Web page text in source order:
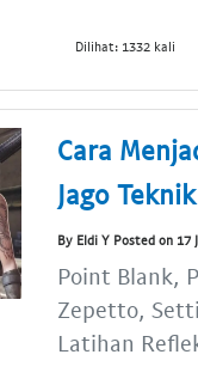
Dilihat: 1332 kali
Cara
Jago
By Eldi Y Posted on 17
Point Blank,
Zepetto,
Latihan